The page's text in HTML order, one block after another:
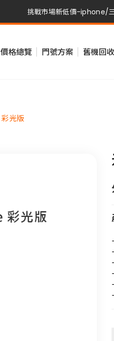
挑戰市場新低價-iphone/
挑戰市場新低價-iphone/
價格總覽 門號方案 舊機回收
光版